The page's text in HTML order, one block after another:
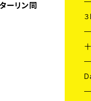
ーリン同